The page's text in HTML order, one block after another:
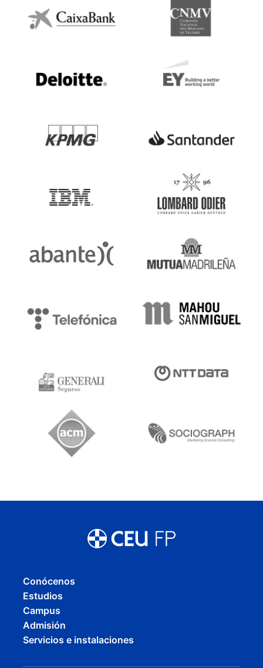
Conócenos
Estudios
Campus
Admisión
Servicios e instalaciones